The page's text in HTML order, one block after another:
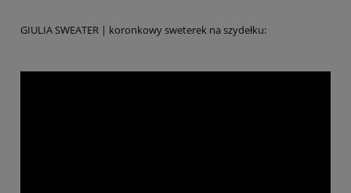
GIULIA SWEATER | koronkowy sweterek na szydełku: